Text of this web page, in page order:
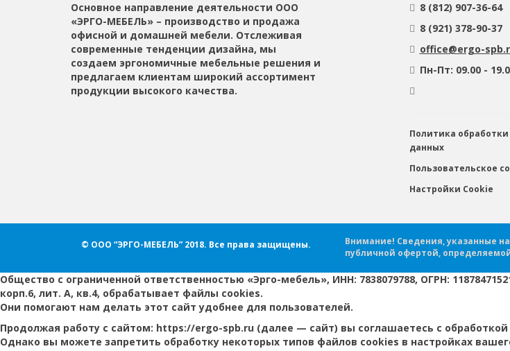
Основное направление деятельности ООО
«ЭРГО-МЕБЕЛЬ» – производство и продажа
офисной и домашней мебели. Отслеживая
современные тенденции дизайна, мы
создаем эргономичные мебельные решения и
предлагаем клиентам широкий ассортимент
продукции высокого качества.
8 (812) 907-36-64
8 (921) 378-90-37
office@ergo-
Пн-Пт: 09.00 -
Политика
данных
Пользовательское
Настройки Cookie
© ООО “ЭРГО-МЕБЕЛЬ” 2018. Все права защищены.
Внимание! Сведения, указанные
публичной офертой,
Общество с ограниченной ответственностью «Эрго-мебель», ИНН: 7838079788, ОГРН:
корп.6, лит. А, кв.4, обрабатывает файлы cookies.
Они помогают нам делать этот сайт удобнее для пользователей.
Продолжая работу с сайтом: https://ergo-spb.ru (далее — сайт) вы соглашаетесь с
Однако вы можете запретить обработку некоторых типов файлов cookies в настройках